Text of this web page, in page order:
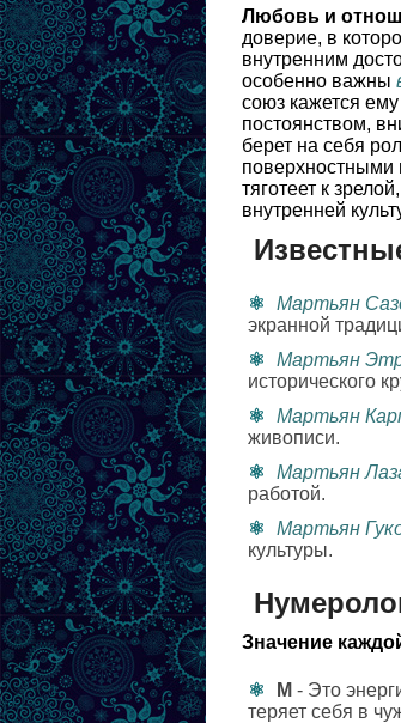
Любовь и
доверие, в
внутренним
особенно важны
союз кажется
постоянством,
берет на себя
поверхностными
тяготеет к
внутренней
Мартьян
экранной
Мартьян
исторического
Мартьян
живописи.
Мартьян
работой.
Мартьян
культуры.
Значение
М - Это
теряет себя в